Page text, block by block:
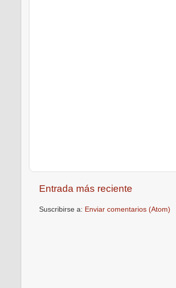
Entrada más reciente
Suscribirse a: Enviar comentarios (Atom)